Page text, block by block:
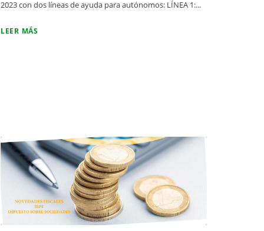
2023 con dos líneas de ayuda para autónomos: LÍNEA 1:...
LEER MÁS